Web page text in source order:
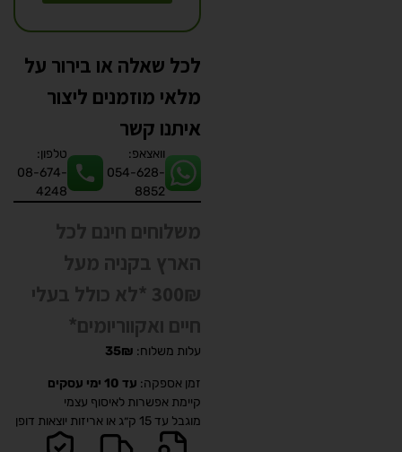
לכל שאלה או בירור על
מלאי מוזמנים ליצור
איתנו קשר
וואצאפ:
054-628-
8852
טלפון:
08-674-
4248
משלוחים חינם לכל
הארץ בקניה מעל
300₪ *לא כולל בעלי
חיים ואקווריומים*
עלות משלוח: 35₪
זמן אספקה: עד 10 ימי עסקים
קיימת אפשרות לאיסוף עצמי
מוגבל עד 15 ק״ג או אריזות יוצאות דופן